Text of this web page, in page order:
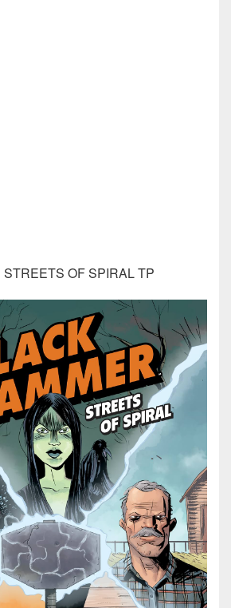
OF SPIRAL TP